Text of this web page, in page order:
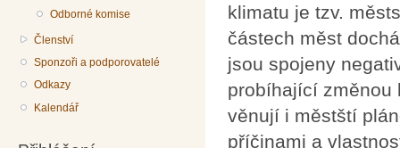
Odborné komise
Členství
Sponzoři a podporovatelé
Odkazy
Kalendář
klimatu je tzv.
částech měst
jsou spojeny
probíhající změnou
věnují i městští
příčinami a